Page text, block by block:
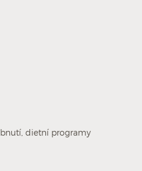
dietní programy